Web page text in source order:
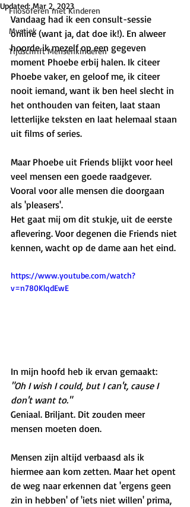
Filosoferen met Kinderen
Mystiek
Tijdschrift Mensenkinderen
Updated:Mar 2, 2023
Vandaag had ik een consult-sessie
online (want ja, dat doe ik!). En alweer
hoorde ik mezelf op een gegeven
moment Phoebe erbij halen. Ik citeer
Phoebe vaker, en geloof me, ik citeer
nooit iemand, want ik ben heel slecht in
het onthouden van feiten, laat staan
letterlijke teksten en laat helemaal staan
uit films of series.
Maar Phoebe uit Friends blijkt voor heel
veel mensen een goede raadgever.
Vooral voor alle mensen die doorgaan
als 'pleasers'.
Het gaat mij om dit stukje, uit de eerste
aflevering. Voor degenen die Friends niet
kennen, wacht op de dame aan het eind.
https://www.youtube.com/watch?
v=n780KlqdEwE
In mijn hoofd heb ik ervan gemaakt:
"Oh I wish I could, but I can't, cause I
don't want to."
Geniaal. Briljant. Dit zouden meer
mensen moeten doen.
Mensen zijn altijd verbaasd als ik
hiermee aan kom zetten. Maar het opent
de weg naar erkennen dat 'ergens geen
zin in hebben' of 'iets niet willen' prima,